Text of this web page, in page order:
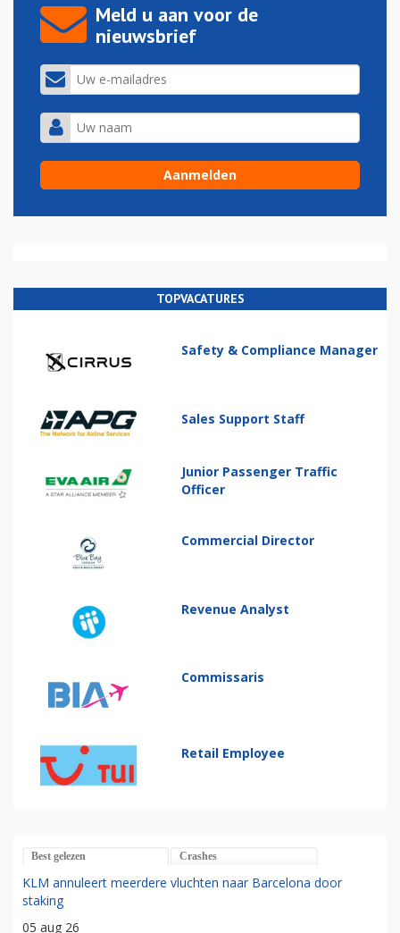
Meld u aan voor de
nieuwsbrief
TOPVACATURES
Safety & Compliance Manager
Sales Support Staff
Junior Passenger Traffic
Officer
Commercial Director
Revenue Analyst
Commissaris
Retail Employee
Best gelezen Crashes
KLM annuleert meerdere vluchten naar Barcelona door
staking
05 aug 26